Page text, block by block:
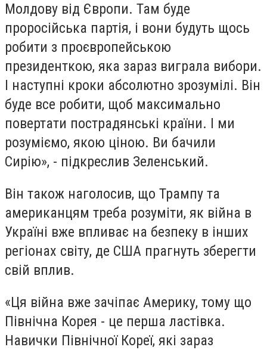
Молдову від Європи. Там буде
проросійська партія, і вони будуть щось
робити з проєвропейською
президенткою, яка зараз виграла вибори.
І наступні кроки абсолютно зрозумілі. Він
буде все робити, щоб максимально
повертати пострадянські країни. І ми
розуміємо, якою ціною. Ви бачили
Сирію», - підкреслив Зеленський.
Він також наголосив, що Трампу та
американцям треба розуміти, як війна в
Україні вже впливає на безпеку в інших
регіонах світу, де США прагнуть зберегти
свій вплив.
«Ця війна вже зачіпає Америку, тому що
Північна Корея - це перша ластівка.
Навички Північної Кореї, які зараз